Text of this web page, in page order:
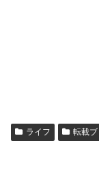
ライフ 転載